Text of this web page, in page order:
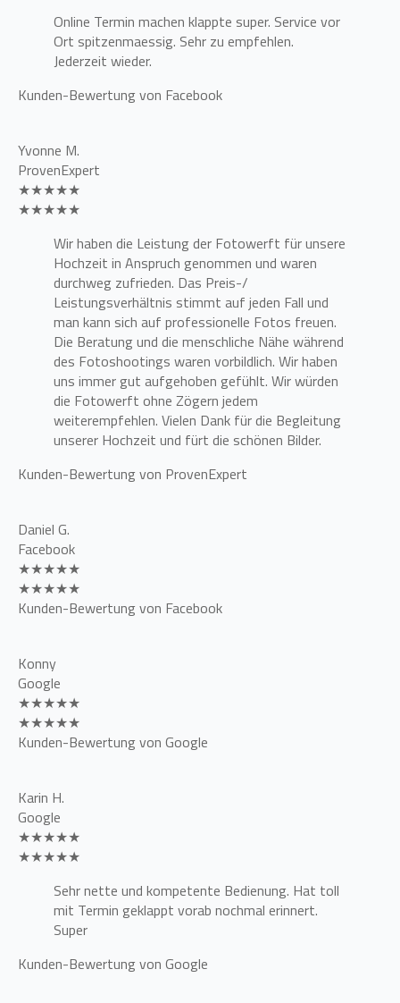
Online Termin machen klappte super. Service vor
Ort spitzenmaessig. Sehr zu empfehlen.
Jederzeit wieder.
Kunden-Bewertung von Facebook
Yvonne M.
ProvenExpert
★★★★★
★★★★★
Wir haben die Leistung der Fotowerft für unsere
Hochzeit in Anspruch genommen und waren
durchweg zufrieden. Das Preis-/
Leistungsverhältnis stimmt auf jeden Fall und
man kann sich auf professionelle Fotos freuen.
Die Beratung und die menschliche Nähe während
des Fotoshootings waren vorbildlich. Wir haben
uns immer gut aufgehoben gefühlt. Wir würden
die Fotowerft ohne Zögern jedem
weiterempfehlen. Vielen Dank für die Begleitung
unserer Hochzeit und fürt die schönen Bilder.
Kunden-Bewertung von ProvenExpert
Daniel G.
Facebook
★★★★★
★★★★★
Kunden-Bewertung von Facebook
Konny
Google
★★★★★
★★★★★
Kunden-Bewertung von Google
Karin H.
Google
★★★★★
★★★★★
Sehr nette und kompetente Bedienung. Hat toll
mit Termin geklappt vorab nochmal erinnert.
Super
Kunden-Bewertung von Google